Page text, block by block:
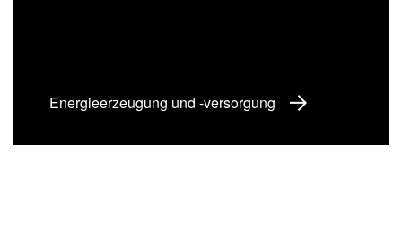
Energieerzeugung und -versorgung